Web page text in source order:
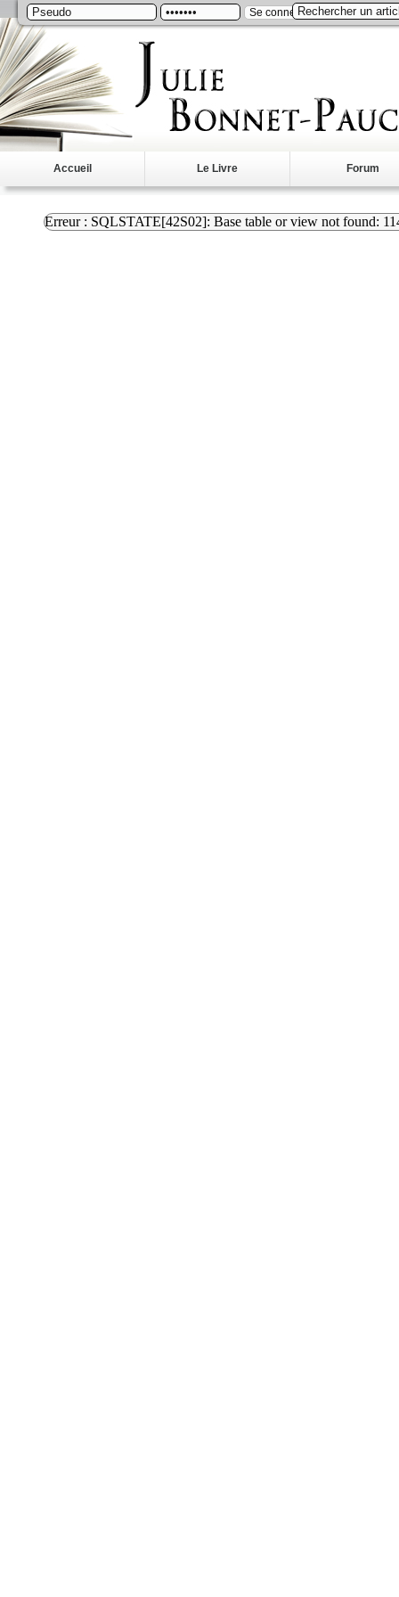
S'inscrire
Accueil Le Livre Forum
Erreur : SQLSTATE[42S02]: Base table or view not found: